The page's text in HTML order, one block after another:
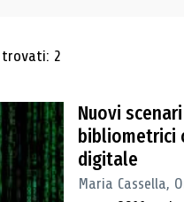
di ricerca
trovati: 2
Nuovi
bibliometrici
digitale
Maria Cassella,